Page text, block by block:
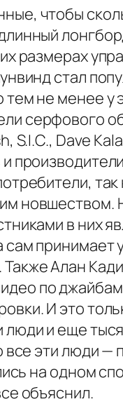
чтобы
размерах
стал
не менее
серфового
S.I.C., Dave
новшеством.
в них
принимает
Алан
по
И это
и еще
эти люди
на одном
объяснил.